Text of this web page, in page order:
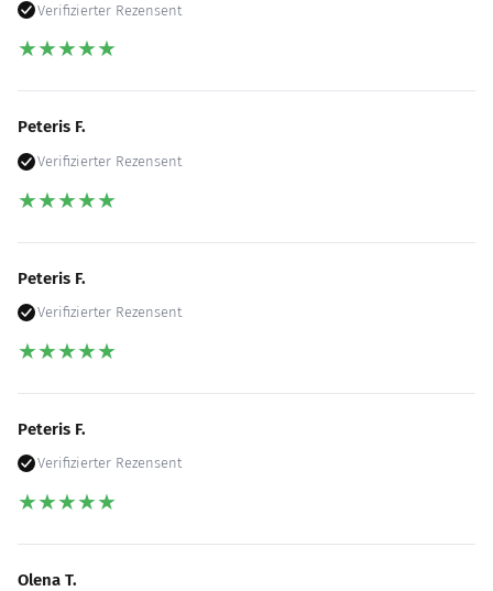
Verifizierter Rezensent
★★★★★
Peteris F.
Verifizierter Rezensent
★★★★★
Peteris F.
Verifizierter Rezensent
★★★★★
Peteris F.
Verifizierter Rezensent
★★★★★
Olena T.